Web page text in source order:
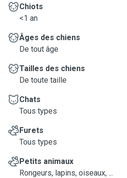
Parce que je considère les chiens
membres de la famille, je
l’attention et le soin qu’ils méritent.
À bientôt j'espère 😊
Chiots
<1 an
Âges des chiens
De tout âge
Tailles des chiens
De toute taille
Chats
Tous types
Furets
Tous types
Petits animaux
Rongeurs, lapins, oiseaux, ...